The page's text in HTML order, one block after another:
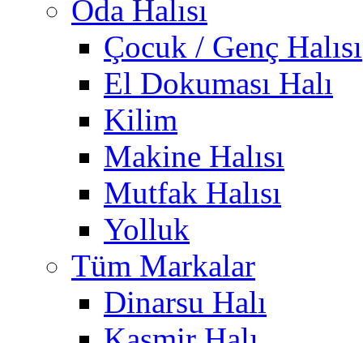
Oda Halısı
Çocuk / Genç Halısı
El Dokuması Halı
Kilim
Makine Halısı
Mutfak Halısı
Yolluk
Tüm Markalar
Dinarsu Halı